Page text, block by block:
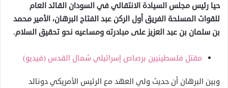
حيا رئيس مجلس السيادة الانتقالي في السودان القائد العام
للقوات المسلحة الفريق أول الركن عبد الفتاح البرهان، الأمير محمد
بن سلمان بن عبد العزيز على مبادرته ومساعيه نحو تحقيق السلام.
مقتل فلسطينيين برصاص إسرائيلي شمال القدس (فيديو)
وبين البرهان أن حديث ولي العهد مع الرئيس الأمريكي دونالد